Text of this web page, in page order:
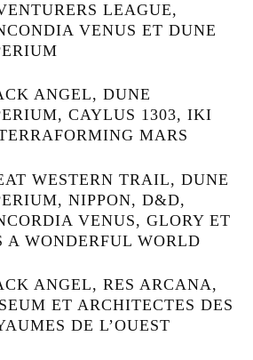
LEAGUE,
VENUS ET DUNE
ANGEL, DUNE
CAYLUS 1303, IKI
MARS
WESTERN TRAIL, DUNE
NIPPON, D&D,
VENUS, GLORY ET
A WONDERFUL WORLD
ANGEL, RES ARCANA,
ET ARCHITECTES DES
DE L’OUEST